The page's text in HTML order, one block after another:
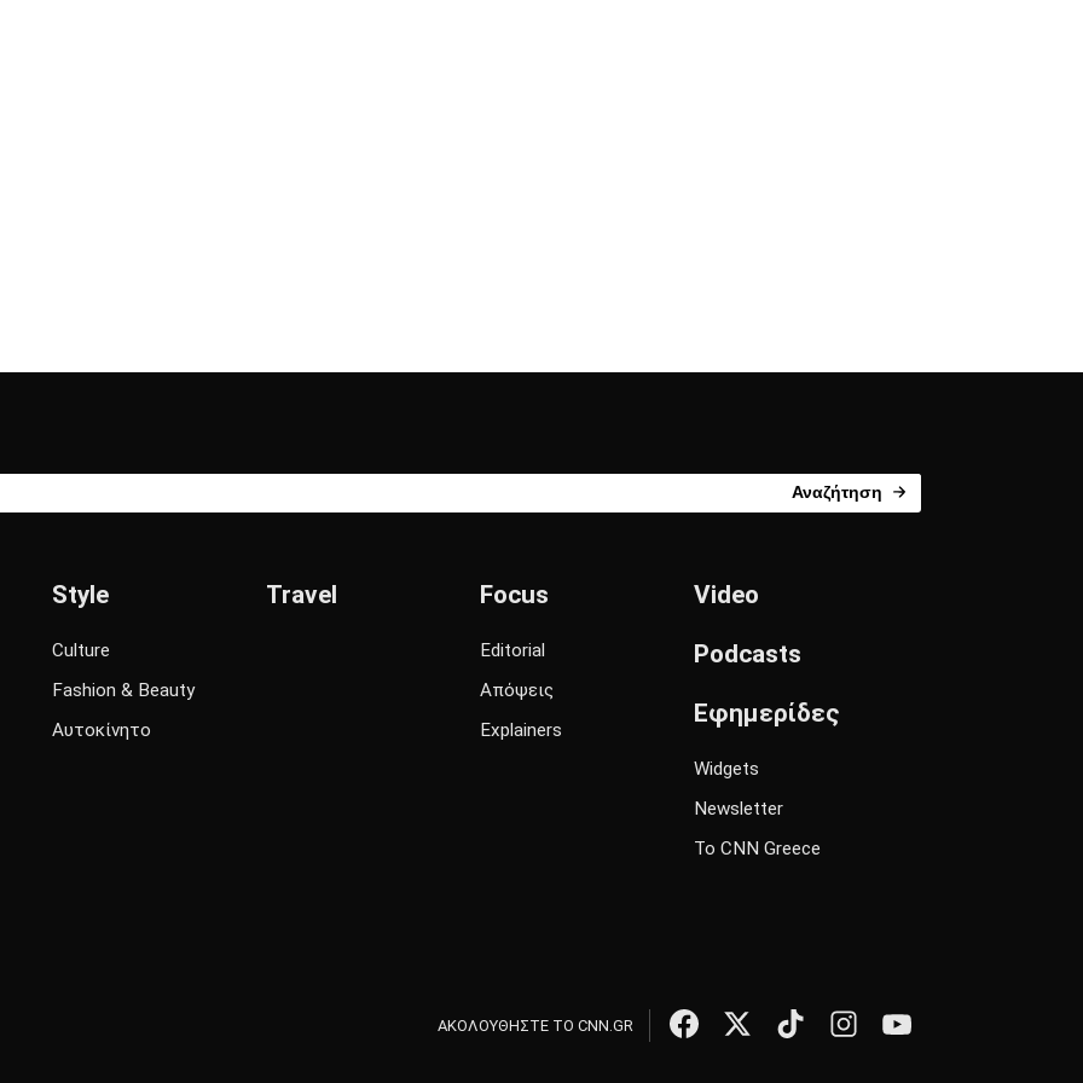
Αναζήτηση
Style
Culture
Fashion & Beauty
Αυτοκίνητο
Travel Focus
Editorial
Απόψεις
Explainers
Video
Podcasts
Εφημερίδες
Widgets
Newsletter
Το CNN Greece
ΑΚΟΛΟΥΘΗΣΤΕ ΤΟ CNN.GR